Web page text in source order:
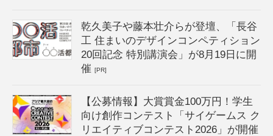
乾久美子や藤本壮介らが登壇、「長谷
工 住まいのデザインコンペティション
20回記念 特別講演会」が8月19日に開
催[PR]
【公募情報】大賞賞金100万円！学生
向け創作コンテスト「サイゲームス ク
リエイティブコンテスト2026」が開催